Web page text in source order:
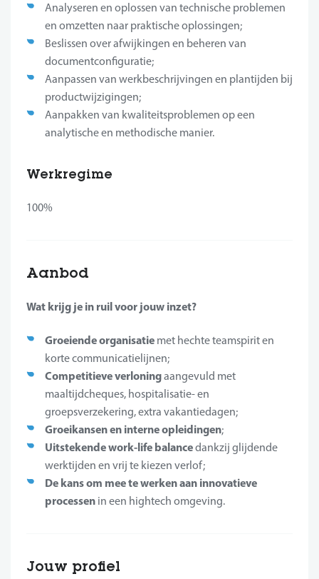
Analyseren en oplossen van technische problemen
en omzetten naar praktische oplossingen;
Beslissen over afwijkingen en beheren van
documentconfiguratie;
Aanpassen van werkbeschrijvingen en plantijden bij
productwijzigingen;
Aanpakken van kwaliteitsproblemen op een
analytische en methodische manier.
Werkregime
100%
Aanbod
Wat krijg je in ruil voor jouw inzet?
Groeiende organisatie met hechte teamspirit en
korte communicatielijnen;
Competitieve verloningaangevuld met
maaltijdcheques, hospitalisatie- en
groepsverzekering, extra vakantiedagen;
Groeikansen en interne opleidingen;
Uitstekende work-life balancedankzij glijdende
werktijden en vrij te kiezen verlof;
De kans om mee te werken aan innovatieve
processen in een hightech omgeving.
Jouw profiel